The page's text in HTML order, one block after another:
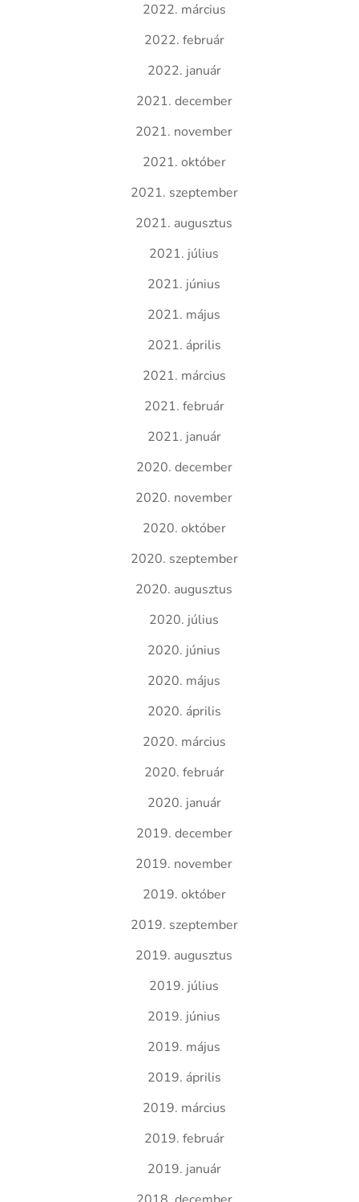
2022. március
2022. február
2022. január
2021. december
2021. november
2021. október
2021. szeptember
2021. augusztus
2021. július
2021. június
2021. május
2021. április
2021. március
2021. február
2021. január
2020. december
2020. november
2020. október
2020. szeptember
2020. augusztus
2020. július
2020. június
2020. május
2020. április
2020. március
2020. február
2020. január
2019. december
2019. november
2019. október
2019. szeptember
2019. augusztus
2019. július
2019. június
2019. május
2019. április
2019. március
2019. február
2019. január